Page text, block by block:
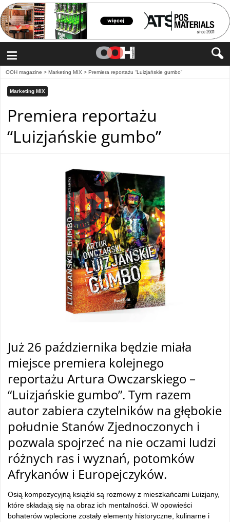
≡
OOH magazine > Marketing MIX > Premiera reportażu “Luizjańskie gumbo”
Marketing MIX
Premiera reportażu
“Luizjańskie gumbo”
Już 26 października będzie miała
miejsce premiera kolejnego
reportażu Artura Owczarskiego –
“Luizjańskie gumbo”. Tym razem
autor zabiera czytelników na głębokie
południe Stanów Zjednoczonych i
pozwala spojrzeć na nie oczami ludzi
różnych ras i wyznań, potomków
Afrykanów i Europejczyków.
Osią kompozycyjną książki są rozmowy z mieszkańcami Luizjany,
które składają się na obraz ich mentalności. W opowieści
bohaterów wplecione zostały elementy historyczne, kulinarne i